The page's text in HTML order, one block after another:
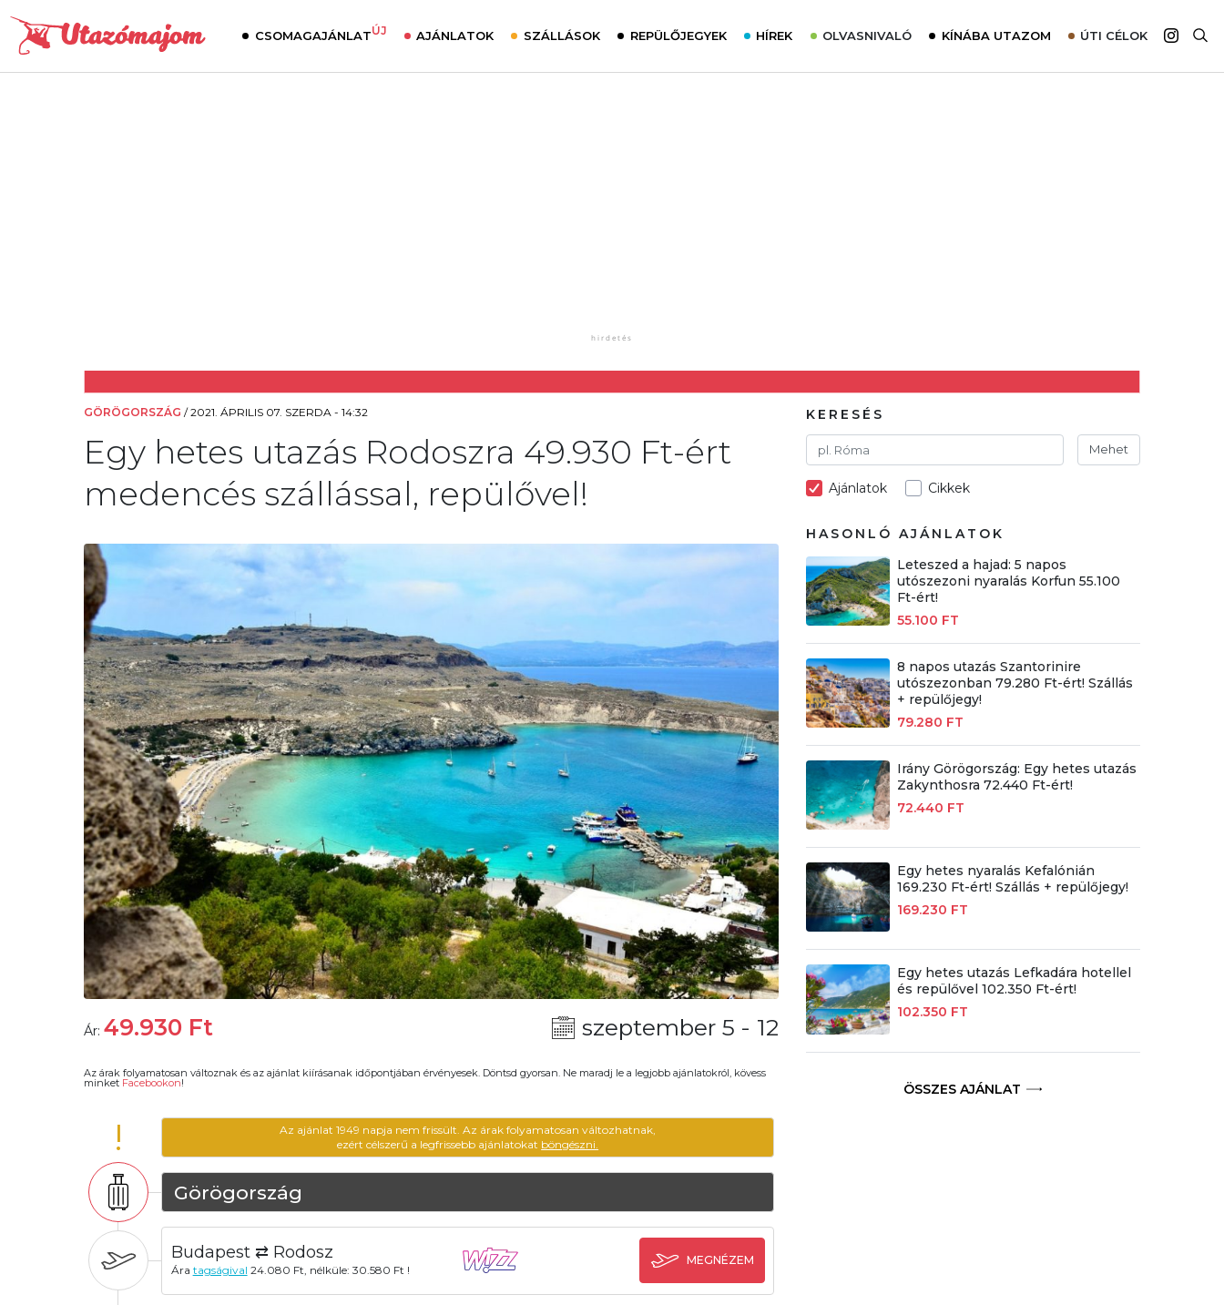
CSOMAGAJÁNLATÚJ AJÁNLATOK SZÁLLÁSOK REPÜLŐJEGYEK HÍREK OLVASNIVALÓ KÍNÁBA UTAZOM ÚTI CÉLOK
GÖRÖGORSZÁG /2021. ÁPRILIS 07. SZERDA - 14:32
Egy hetes utazás Rodoszra 49.930 Ft-ért
medencés szállással, repülővel!
Ár: 49.930 Ft szeptember 5 - 12
Az árak folyamatosan változnak és az ajánlat kiírásanak időpontjában érvényesek. Döntsd gyorsan. Ne maradj le a legjobb ajánlatokról, kövess
minket Facebookon!
!
Az ajánlat 1949 napja nem frissült. Az árak folyamatosan változhatnak,
ezért célszerű a legfrissebb ajánlatokat böngészni.
Görögország
Budapest ⇄ Rodosz
Ára tagságival 24.080 Ft, nélküle: 30.580 Ft !
MEGNÉZEM
KERESÉS
Mehet
Ajánlatok Cikkek
HASONLÓ AJÁNLATOK
Leteszed a hajad: 5 napos
utószezoni nyaralás Korfun 55.100
Ft-ért!
55.100 FT
8 napos utazás Szantorinire
utószezonban 79.280 Ft-ért! Szállás
+ repülőjegy!
79.280 FT
Irány Görögország: Egy hetes utazás
Zakynthosra 72.440 Ft-ért!
72.440 FT
Egy hetes nyaralás Kefalónián
169.230 Ft-ért! Szállás + repülőjegy!
169.230 FT
Egy hetes utazás Lefkadára hotellel
és repülővel 102.350 Ft-ért!
102.350 FT
ÖSSZES AJÁNLAT